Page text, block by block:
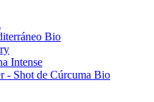
Bio
Intense
- Shot de Cúrcuma Bio